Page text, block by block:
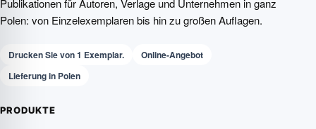
Publikationen für Autoren, Verlage und Unternehmen in ganz
Polen: von Einzelexemplaren bis hin zu großen Auflagen.
Drucken Sie von 1 Exemplar.
Online-Angebot
Lieferung in Polen
PRODUKTE